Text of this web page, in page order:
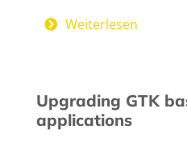
Weiterlesen
Upgrading GTK
applications